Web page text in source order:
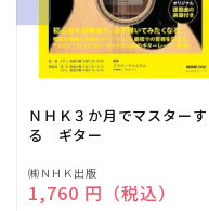
ＮＨＫ３か月でマスターす
る ギター
販
売
㈱ＮＨＫ出版
通常価格
1,760 円（税込）